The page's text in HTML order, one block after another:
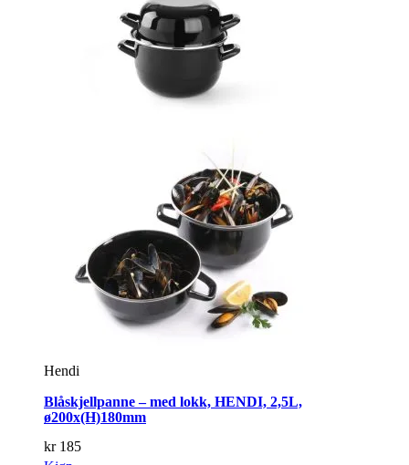
Hendi
Blåskjellpanne – med lokk, HENDI, 2,5L,
ø200x(H)180mm
kr185